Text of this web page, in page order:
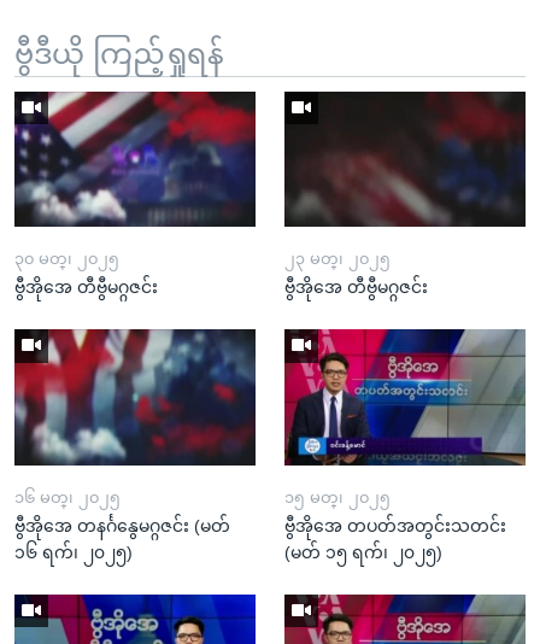
ဗွီဒီယို ကြည့်ရှုရန်
၃၀ မတ္၊ ၂၀၂၅
ဗွီအိုအေ တီဗွီမဂ္ဂဇင်း
၂၃ မတ္၊ ၂၀၂၅
ဗွီအိုအေ တီဗွီမဂ္ဂဇင်း
၁၆ မတ္၊ ၂၀၂၅
ဗွီအိုအေ တနင်္ဂနွေမဂ္ဂဇင်း (မတ်
၁၆ ရက်၊ ၂၀၂၅)
၁၅ မတ္၊ ၂၀၂၅
ဗွီအိုအေ တပတ်အတွင်းသတင်း
(မတ် ၁၅ ရက်၊ ၂၀၂၅)